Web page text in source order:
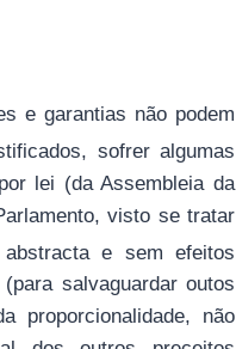
e garantias não podem
sofrer algumas
lei (da Assembleia da
visto se tratar
e sem efeitos
salvaguardar outos
proporcionalidade, não